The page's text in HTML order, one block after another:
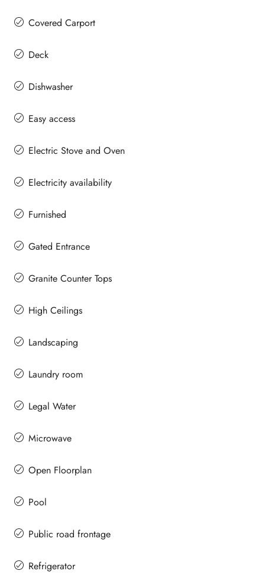
Covered Carport
Deck
Dishwasher
Easy access
Electric Stove and Oven
Electricity availability
Furnished
Gated Entrance
Granite Counter Tops
High Ceilings
Landscaping
Laundry room
Legal Water
Microwave
Open Floorplan
Pool
Public road frontage
Refrigerator